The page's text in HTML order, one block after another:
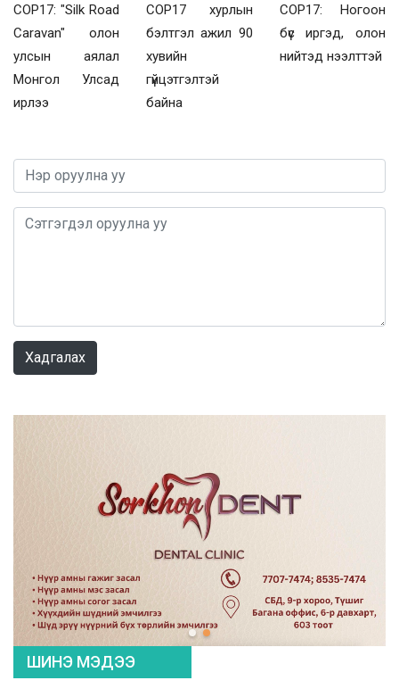
COP17: "Silk Road
Caravan" олон
улсын аялал
Монгол Улсад
ирлээ
COP17 хурлын
бэлтгэл ажил 90
хувийн
гүйцэтгэлтэй
байна
COP17: Ногоон
бүс иргэд, олон
нийтэд нээлттэй
Хадгалах
ШИНЭ МЭДЭЭ